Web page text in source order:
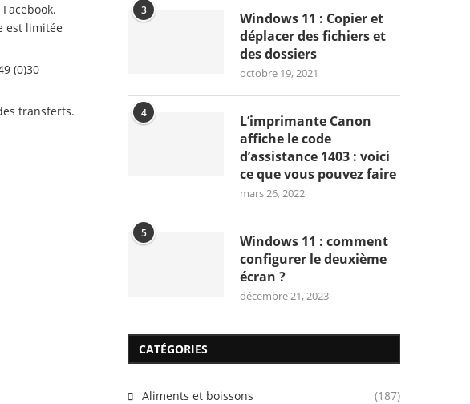
est limitée
(0)30
transferts.
3
Windows 11 : Copier et
déplacer des fichiers et
des dossiers
octobre 19, 2021
4
L’imprimante Canon
affiche le code
d’assistance 1403 : voici
ce que vous pouvez faire
mars 26, 2022
5
Windows 11 : comment
configurer le deuxième
écran ?
décembre 21, 2023
CATÉGORIES
Aliments et boissons (187)